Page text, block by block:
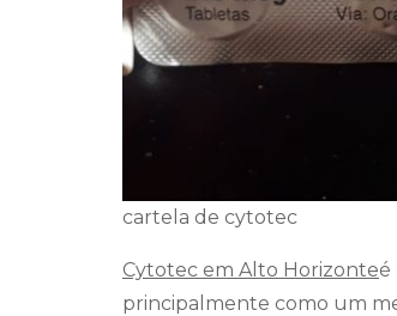
cartela de cytotec
Cytotec em Alto Horizonteé
principalmente como um